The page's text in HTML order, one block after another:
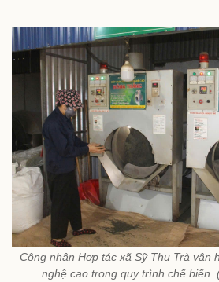
Công nhân Hợp tác xã Sỹ Thu Trà vận
nghệ cao trong quy trình chế biến.